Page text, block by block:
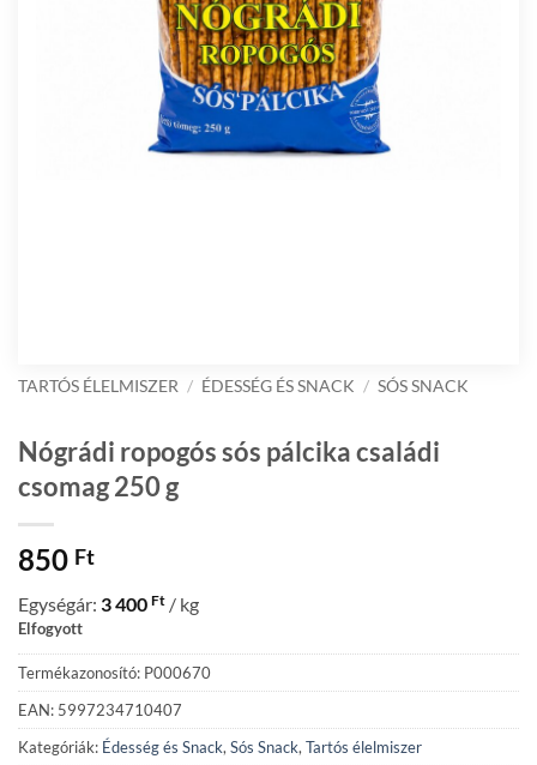
TARTÓS ÉLELMISZER / ÉDESSÉG ÉS SNACK / SÓS SNACK
Nógrádi ropogós sós pálcika családi
csomag 250 g
850 Ft
Egységár: 3 400 Ft / kg
Elfogyott
Termékazonosító: P000670
EAN: 5997234710407
Kategóriák: Édesség és Snack, Sós Snack, Tartós élelmiszer